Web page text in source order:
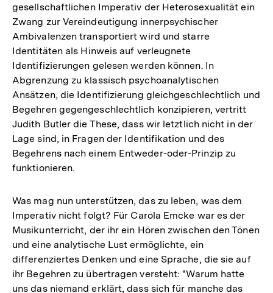
gesellschaftlichen Imperativ der Heterosexualität ein
Zwang zur Vereindeutigung innerpsychischer
Ambivalenzen transportiert wird und starre
Identitäten als Hinweis auf verleugnete
Identifizierungen gelesen werden können. In
Abgrenzung zu klassisch psychoanalytischen
Ansätzen, die Identifizierung gleichgeschlechtlich und
Begehren gegengeschlechtlich konzipieren, vertritt
Judith Butler die These, dass wir letztlich nicht in der
Lage sind, in Fragen der Identifikation und des
Begehrens nach einem Entweder-oder-Prinzip zu
funktionieren.
Was mag nun unterstützen, das zu leben, was dem
Imperativ nicht folgt? Für Carola Emcke war es der
Musikunterricht, der ihr ein Hören zwischen den Tönen
und eine analytische Lust ermöglichte, ein
differenziertes Denken und eine Sprache, die sie auf
ihr Begehren zu übertragen versteht: "Warum hatte
uns das niemand erklärt, dass sich für manche das